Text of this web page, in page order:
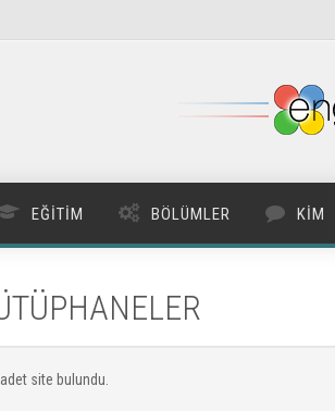
EĞITIM BÖLÜMLER KIM
adet site bulundu.